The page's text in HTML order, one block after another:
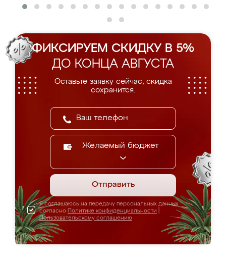
ФИКСИРУЕМ СКИДКУ В 5%
ДО КОНЦА АВГУСТА
Оставьте заявку сейчас, скидка
сохранится.
Желаемый бюджет
Отправить
Я соглашаюсь на передачу персональных данных
согласно Политике конфиденциальности
Пользовательскому соглашению